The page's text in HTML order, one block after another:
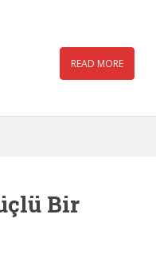
READ MORE
Bir